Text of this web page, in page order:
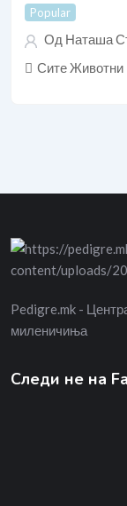
Popular
Од Наташа
Сите Животни
Pedigre.mk -
миленичиња
Следи не на